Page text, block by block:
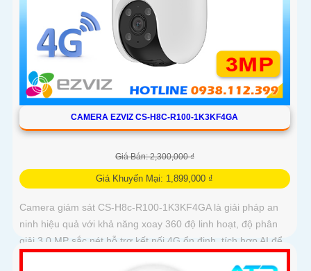
CAMERA EZVIZ CS-H8C-R100-1K3KF4GA
Giá Bán: 2,300,000 ₫
Giá Khuyến Mại: 1,899,000 ₫
Camera giám sát CS-H8c-R100-1K3KF4GA là giải pháp an
ninh hiệu quả với khả năng xoay 360 độ linh hoạt, độ phân
giải 3.0 MP sắc nét hỗ trợ kết nối 4G ổn định, tích hợp AI để